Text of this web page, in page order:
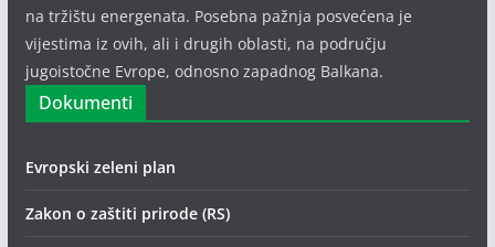
na tržištu energenata. Posebna pažnja posvećena je
vijestima iz ovih, ali i drugih oblasti, na području
jugoistočne Evrope, odnosno zapadnog Balkana.
Dokumenti
Evropski zeleni plan
Zakon o zaštiti prirode (RS)